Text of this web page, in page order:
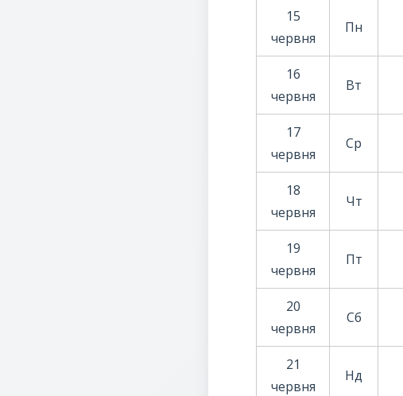
15
червня
Пн
16
червня
Вт
17
червня
Ср
18
червня
Чт
19
червня
Пт
20
червня
Сб
21
червня
Нд